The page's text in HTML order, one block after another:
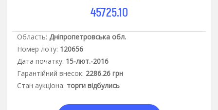
45725.10
Область: Дніпропетровська обл.
Номер лоту: 120656
Дата початку: 15-лют.-2016
Гарантiйний внесок: 2286.26 грн
Стан аукцiона: торги відбулись